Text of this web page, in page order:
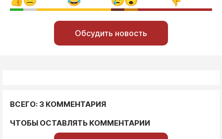
Обсудить новость
ВСЕГО: 3 КОММЕНТАРИЯ
ЧТОБЫ ОСТАВЛЯТЬ КОММЕНТАРИИ